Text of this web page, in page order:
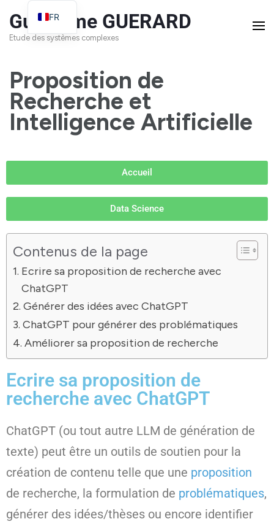
Guillaume GUERARD
Etude des systèmes complexes
Proposition de
Recherche et
Intelligence Artificielle
Accueil
Data Science
Contenus de la page
Ecrire sa proposition de recherche avec
ChatGPT
Générer des idées avec ChatGPT
ChatGPT pour générer des problématiques
Améliorer sa proposition de recherche
Ecrire sa proposition de
recherche avec ChatGPT
ChatGPT (ou tout autre LLM de génération de
texte) peut être un outils de soutien pour la
création de contenu telle que une proposition
de recherche, la formulation de problématiques,
générer des idées/thèses ou encore identifier
FR
EN